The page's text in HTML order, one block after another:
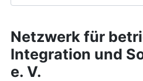
Netzwerk für
Integration und
e. V.